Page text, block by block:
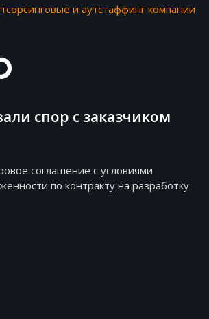
и аутстаффинг компании
спор с заказчиком
соглашение с условиями
по контракту на разработку